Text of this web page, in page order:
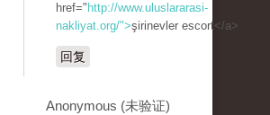
href=" http://www.uluslararasi-
nakliyat.org/">şirinevler escort</a>
回复
Anonymous (未验证)